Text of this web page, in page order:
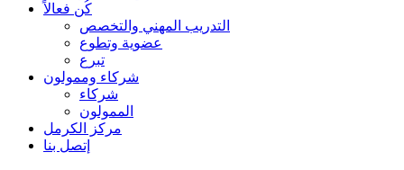
كُن فعالاً
التدريب المهني والتخصص
عضوية وتطوع
تبرع
شركاء وممولون
شركاء
الممولون
مركز الكرمل
إتصل بنا